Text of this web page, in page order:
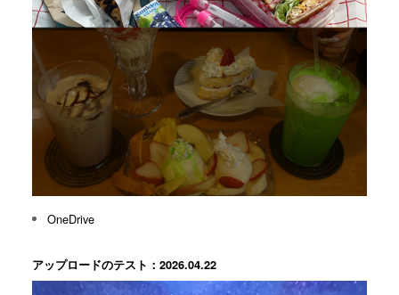
OneDrive
アップロードのテスト：2026.04.22